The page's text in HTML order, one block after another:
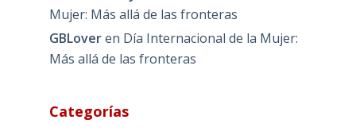
Mujer: Más allá de las fronteras
GBLoveren Día Internacional de la Mujer:
Más allá de las fronteras
Categorías